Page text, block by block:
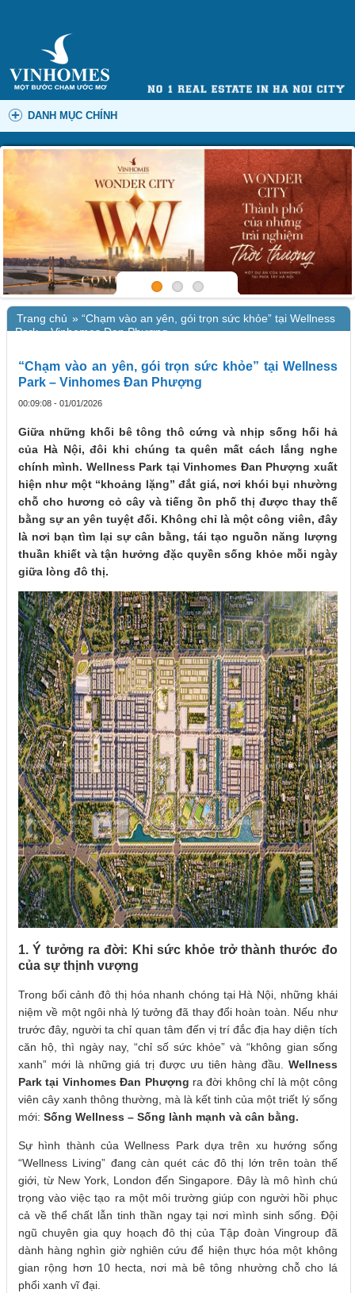
DANH MỤC CHÍNH
Trang chủ » “Chạm vào an yên, gói trọn sức khỏe” tại Wellness
Park – Vinhomes Đan Phượng
“Chạm vào an yên, gói trọn sức khỏe” tại Wellness
Park – Vinhomes Đan Phượng
00:09:08 - 01/01/2026
Giữa những khối bê tông thô cứng và nhịp sống hối hả
của Hà Nội, đôi khi chúng ta quên mất cách lắng nghe
chính mình. Wellness Park tại Vinhomes Đan Phượng xuất
hiện như một “khoảng lặng” đắt giá, nơi khói bụi nhường
chỗ cho hương cỏ cây và tiếng ồn phố thị được thay thế
bằng sự an yên tuyệt đối. Không chỉ là một công viên, đây
là nơi bạn tìm lại sự cân bằng, tái tạo nguồn năng lượng
thuần khiết và tận hưởng đặc quyền sống khỏe mỗi ngày
giữa lòng đô thị.
1. Ý tưởng ra đời: Khi sức khỏe trở thành thước đo
của sự thịnh vượng
Trong bối cảnh đô thị hóa nhanh chóng tại Hà Nội, những khái
niệm về một ngôi nhà lý tưởng đã thay đổi hoàn toàn. Nếu như
trước đây, người ta chỉ quan tâm đến vị trí đắc địa hay diện tích
căn hộ, thì ngày nay, “chỉ số sức khỏe” và “không gian sống
xanh” mới là những giá trị được ưu tiên hàng đầu. Wellness
Park tại Vinhomes Đan Phượng ra đời không chỉ là một công
viên cây xanh thông thường, mà là kết tinh của một triết lý sống
mới: Sống Wellness – Sống lành mạnh và cân bằng.
Sự hình thành của Wellness Park dựa trên xu hướng sống
“Wellness Living” đang càn quét các đô thị lớn trên toàn thế
giới, từ New York, London đến Singapore. Đây là mô hình chú
trọng vào việc tạo ra một môi trường giúp con người hồi phục
cả về thể chất lẫn tinh thần ngay tại nơi mình sinh sống. Đội
ngũ chuyên gia quy hoạch đô thị của Tập đoàn Vingroup đã
dành hàng nghìn giờ nghiên cứu để hiện thực hóa một không
gian rộng hơn 10 hecta, nơi mà bê tông nhường chỗ cho lá
phổi xanh vĩ đại.